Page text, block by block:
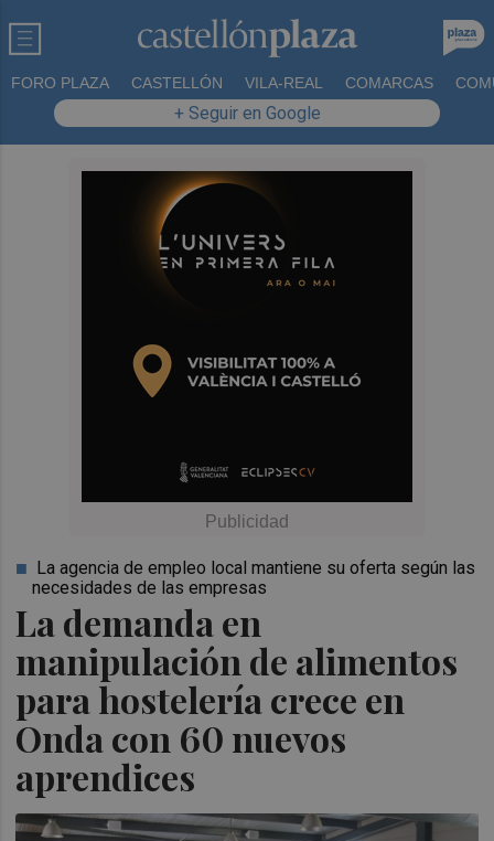
FORO PLAZA CASTELLÓN VILA-REAL COMARCAS
+ Seguir en Google
La demanda en
manipulación de alimentos
para hostelería crece en
Onda con 60 nuevos
aprendices
La agencia de empleo local mantiene su oferta según las
necesidades de las empresas